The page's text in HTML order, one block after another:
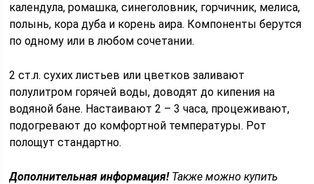
календула, ромашка, синеголовник, горчичник, мелиса,
полынь, кора дуба и корень аира. Компоненты берутся
по одному или в любом сочетании.
2 ст.л. сухих листьев или цветков заливают
полулитром горячей воды, доводят до кипения на
водяной бане. Настаивают 2 – 3 часа, процеживают,
подогревают до комфортной температуры. Рот
полощут стандартно.
Дополнительная информация!Также можно купить